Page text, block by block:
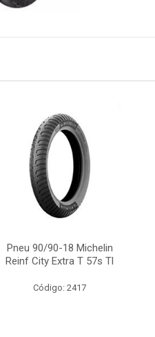
Pneu 90/90-18 Michelin
Reinf City Extra T 57s Tl
Código: 2417